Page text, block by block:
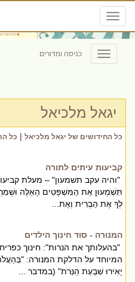
Toggle
navigation
Toggle
navigation
כניסה ומדורים
יגאל מלכיאל
כל החידושים של יגאל מלכיאל | כל
קביעות עיתים לתורה
"והיה עקב תשמעון" – מעלת
תִּשְׁמְעוּן אֵת הַמִּשְׁפָּטִים הָאֵלֶּה
לְךָ אֶת הַבְּרִית וְאֶת...
המנורה - סוד חינוך הילדים
"בהעלותך את הנרות": חינוך
המיוחד על הדלקת המנורה:
יָאִירוּ שִׁבְעַת הַנֵּרֹת" (במדבר ...